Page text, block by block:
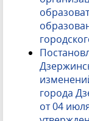
города
от 04